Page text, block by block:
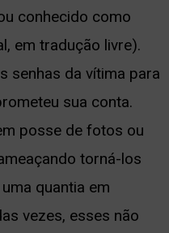
conhecido como
em tradução livre).
senhas da vítima para
sua conta.
posse de fotos ou
torná-los
quantia em
vezes, esses não